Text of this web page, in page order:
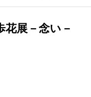
展－念い－